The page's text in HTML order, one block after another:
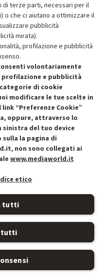
prodotto ricondizionato.
Recedere dal contratto qui
di terze parti, necessari per il
o che ci aiutano a ottimizzare il
pubblicità
mirata).
profilazione e pubblicità
volontariamente
profilazione e pubblicità
di cookie
modificare le tue scelte in
“Preferenze Cookie”
oppure, attraverso lo
del tuo device
la pagina di
non sono collegati ai
www.mediaworld.it
etico
tutti
tutti